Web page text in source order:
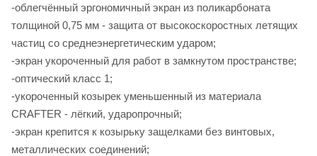
-облегчённый эргономичный экран из поликарбоната
толщиной 0,75 мм - защита от высокоскоростных летящих
частиц со среднеэнергетическим ударом;
-экран укороченный для работ в замкнутом пространстве;
-оптический класс 1;
-укороченный козырек уменьшенный из материала
CRAFTER - лёгкий, ударопрочный;
-экран крепится к козырьку защелками без винтовых,
металлических соединений;